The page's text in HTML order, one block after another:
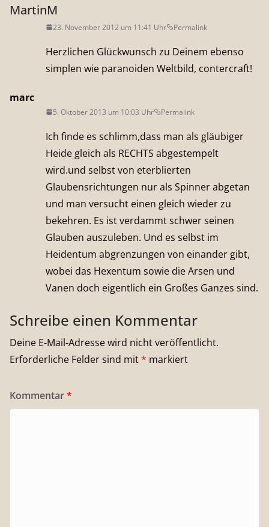
MartinM
23. November 2012 um 11:41 Uhr Permalink
Herzlichen Glückwunsch zu Deinem ebenso
simplen wie paranoiden Weltbild, contercraft!
marc
5. Oktober 2013 um 10:03 Uhr Permalink
Ich finde es schlimm,dass man als gläubiger
Heide gleich als RECHTS abgestempelt
wird.und selbst von eterblierten
Glaubensrichtungen nur als Spinner abgetan
und man versucht einen gleich wieder zu
bekehren. Es ist verdammt schwer seinen
Glauben auszuleben. Und es selbst im
Heidentum abgrenzungen von einander gibt,
wobei das Hexentum sowie die Arsen und
Vanen doch eigentlich ein Großes Ganzes sind.
Schreibe einen Kommentar
Deine E-Mail-Adresse wird nicht veröffentlicht.
Erforderliche Felder sind mit* markiert
Kommentar*